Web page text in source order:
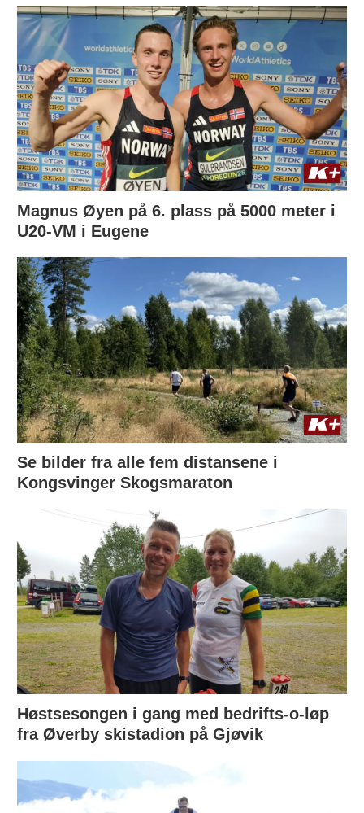
Magnus Øyen på 6. plass på 5000 meter i
U20-VM i Eugene
Se bilder fra alle fem distansene i
Kongsvinger Skogsmaraton
Høstsesongen i gang med bedrifts-o-løp
fra Øverby skistadion på Gjøvik